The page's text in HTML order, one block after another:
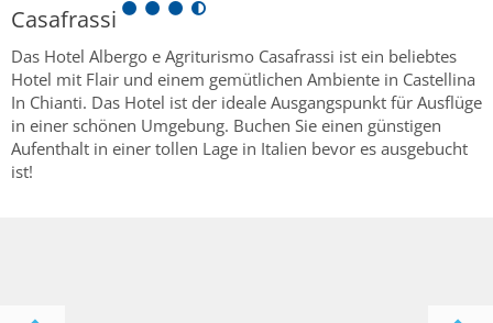
Casafrassi
Das Hotel Albergo e Agriturismo Casafrassi ist ein beliebtes
Hotel mit Flair und einem gemütlichen Ambiente in Castellina
In Chianti. Das Hotel ist der ideale Ausgangspunkt für Ausflüge
in einer schönen Umgebung. Buchen Sie einen günstigen
Aufenthalt in einer tollen Lage in Italien bevor es ausgebucht
ist!